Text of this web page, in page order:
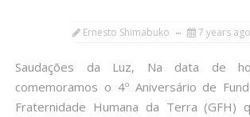
Ernesto Shimabuko 7 years ago
Saudações da Luz, Na data de
comemoramos o 4º Aniversário de
Fraternidade Humana da Terra (GFH)